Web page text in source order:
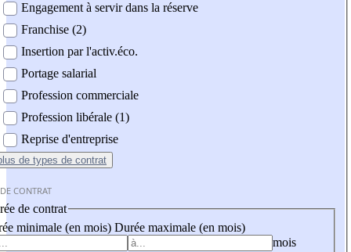
Engagement à servir dans la réserve
Franchise (2)
Insertion par l'activ.éco.
Portage salarial
Profession commerciale
Profession libérale (1)
Reprise d'entreprise
de types de contrat
CONTRAT
de contrat
minimale (en mois) Durée maximale (en mois)
mois